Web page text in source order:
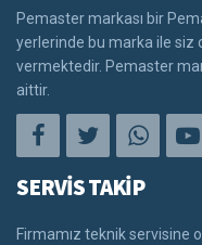
Pemaster markası bir
yerlerinde bu marka ile
vermektedir. Pemaster
aittir.
SERVİS TAKİP
Firmamız teknik servisine